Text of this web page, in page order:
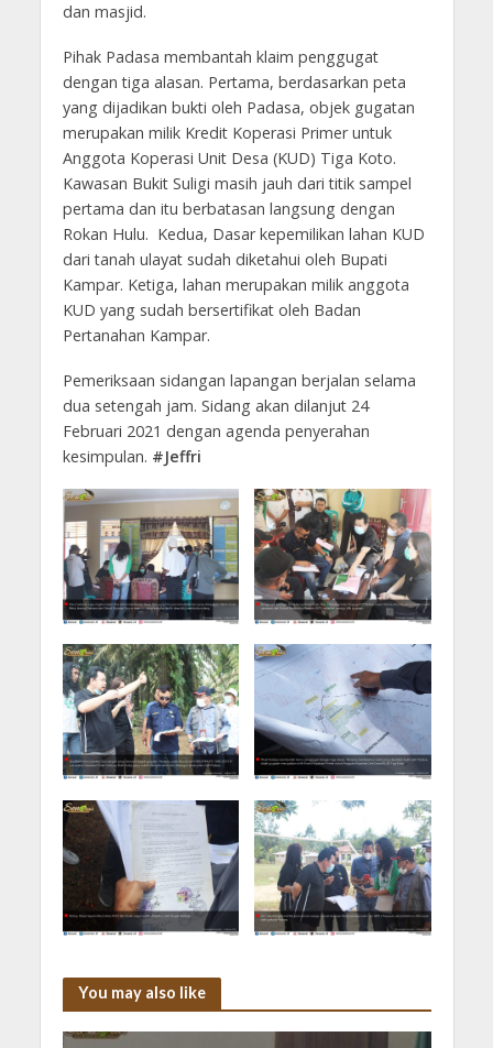
dan masjid.
Pihak Padasa membantah klaim penggugat
dengan tiga alasan. Pertama, berdasarkan peta
yang dijadikan bukti oleh Padasa, objek gugatan
merupakan milik Kredit Koperasi Primer untuk
Anggota Koperasi Unit Desa (KUD) Tiga Koto.
Kawasan Bukit Suligi masih jauh dari titik sampel
pertama dan itu berbatasan langsung dengan
Rokan Hulu. Kedua, Dasar kepemilikan lahan KUD
dari tanah ulayat sudah diketahui oleh Bupati
Kampar. Ketiga, lahan merupakan milik anggota
KUD yang sudah bersertifikat oleh Badan
Pertanahan Kampar.
Pemeriksaan sidangan lapangan berjalan selama
dua setengah jam. Sidang akan dilanjut 24
Februari 2021 dengan agenda penyerahan
kesimpulan. #Jeffri
You may also like